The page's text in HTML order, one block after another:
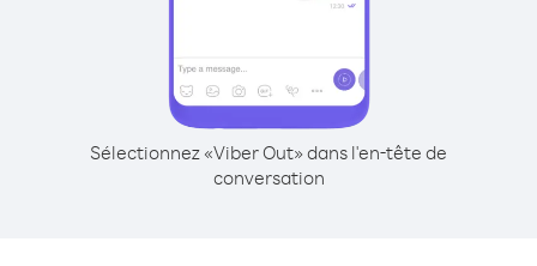
Sélectionnez «Viber Out» dans l'en-tête de
conversation